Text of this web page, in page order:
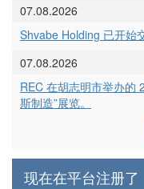
07.08.2026
Shvabe Holding 已开始
07.08.2026
REC 在胡志明市举办的
斯制造”展览。
现在在平台注册了